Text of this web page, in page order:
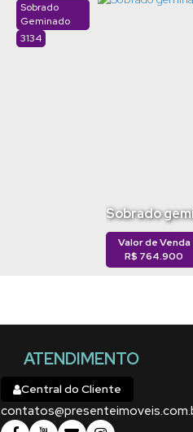
3134
Sobrado
Geminado
Sobrado
R$ 764.900
Valor de Venda
ATENDIMENTO
Central do Cliente